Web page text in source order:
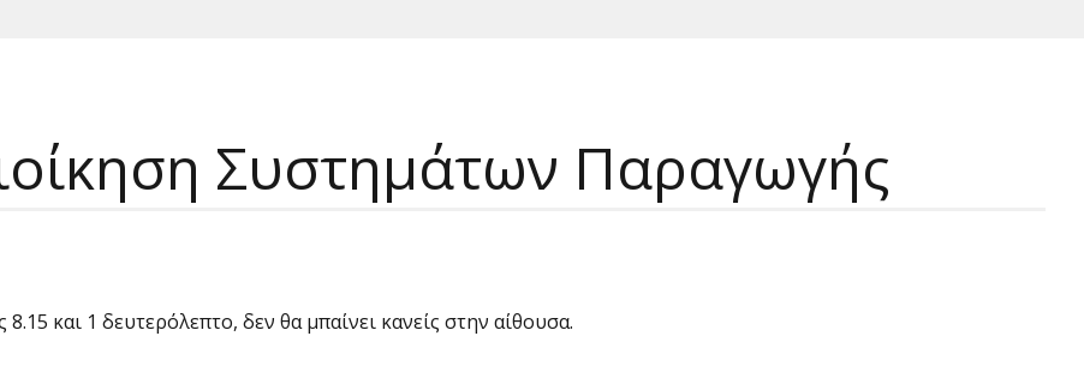
Συστημάτων Παραγωγής
και 1 δευτερόλεπτο, δεν θα μπαίνει κανείς στην αίθουσα.